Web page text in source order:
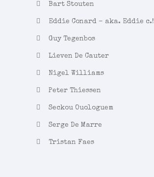
Bart Stouten
Eddie Conard – aka. Eddie c.!
Guy Tegenbos
Lieven De Cauter
Nigel Williams
Peter Thiessen
Seckou Ouologuem
Serge De Marre
Tristan Faes